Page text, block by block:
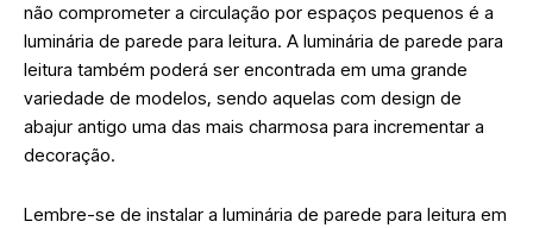
não comprometer a circulação por espaços pequenos é a
luminária de parede para leitura. A luminária de parede para
leitura também poderá ser encontrada em uma grande
variedade de modelos, sendo aquelas com design de
abajur antigo uma das mais charmosa para incrementar a
decoração.
Lembre-se de instalar a luminária de parede para leitura em